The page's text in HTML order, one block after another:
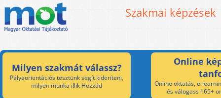
Szakmai képzések
Milyen szakmát válassz?
Pályaorientációs tesztünk segít kideríteni,
milyen munka illik Hozzád
Online
Online oktatás, e-
és válogass 165+